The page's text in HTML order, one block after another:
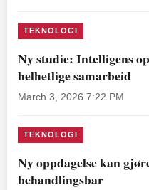
TEKNOLOGI
Ny studie: Intelligens
helhetlige samarbeid
March 3, 2026 7:22 PM
TEKNOLOGI
Ny oppdagelse kan
behandlingsbar